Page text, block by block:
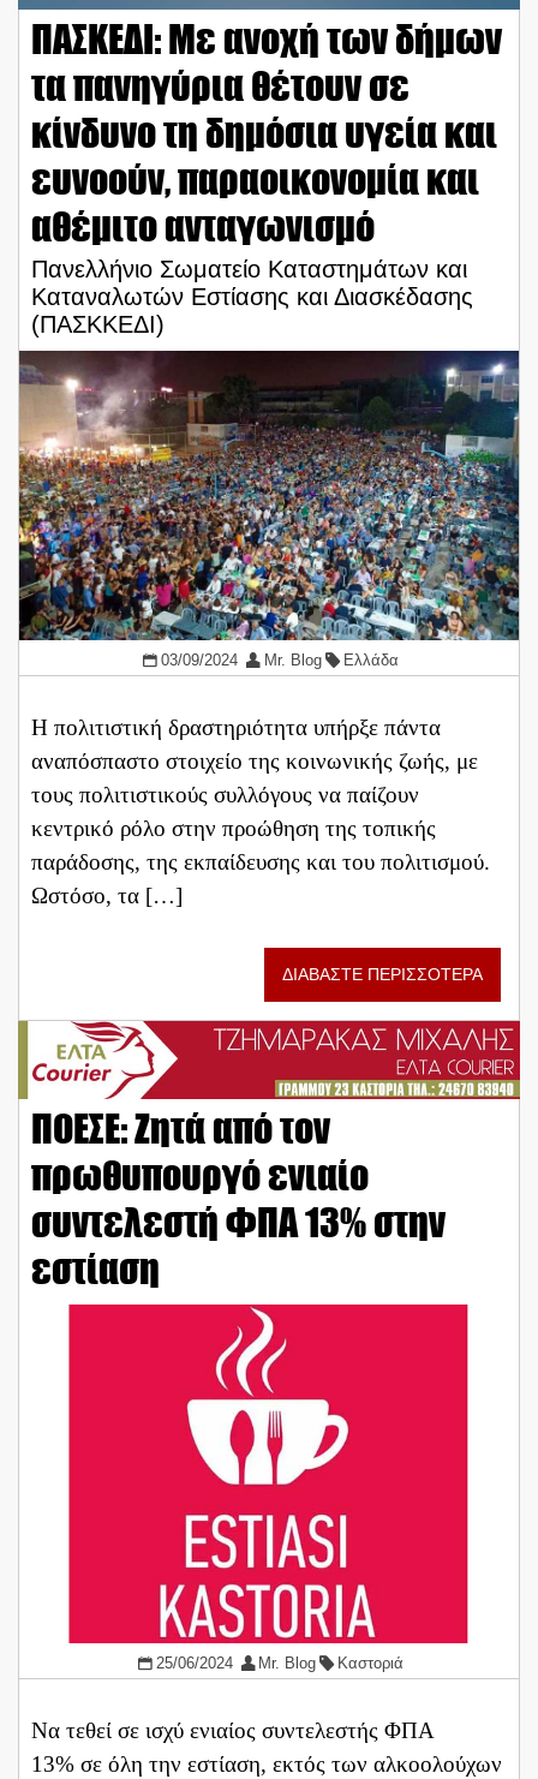
ΠΑΣΚΕΔΙ: Με ανοχή των δήμων
τα πανηγύρια θέτουν σε
κίνδυνο τη δημόσια υγεία και
ευνοούν, παραοικονομία και
αθέμιτο ανταγωνισμό
Πανελλήνιο Σωματείο Καταστημάτων και
Καταναλωτών Εστίασης και Διασκέδασης
(ΠΑΣΚΚΕΔΙ)
03/09/2024 Mr. Blog Ελλάδα
Η πολιτιστική δραστηριότητα υπήρξε πάντα
αναπόσπαστο στοιχείο της κοινωνικής ζωής, με
τους πολιτιστικούς συλλόγους να παίζουν
κεντρικό ρόλο στην προώθηση της τοπικής
παράδοσης, της εκπαίδευσης και του πολιτισμού.
Ωστόσο, τα […]
ΔΙΑΒΑΣΤΕ ΠΕΡΙΣΣΟΤΕΡΑ
ΠΟΕΣΕ: Ζητά από τον
πρωθυπουργό ενιαίο
συντελεστή ΦΠΑ 13% στην
εστίαση
25/06/2024 Mr. Blog Καστοριά
Να τεθεί σε ισχύ ενιαίος συντελεστής ΦΠΑ
13% σε όλη την εστίαση, εκτός των αλκοολούχων